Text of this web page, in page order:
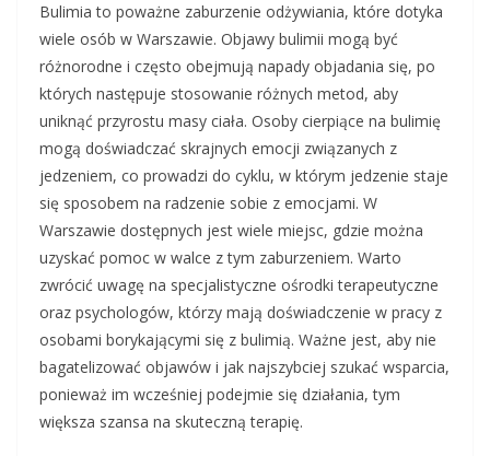
Bulimia to poważne zaburzenie odżywiania, które dotyka
wiele osób w Warszawie. Objawy bulimii mogą być
różnorodne i często obejmują napady objadania się, po
których następuje stosowanie różnych metod, aby
uniknąć przyrostu masy ciała. Osoby cierpiące na bulimię
mogą doświadczać skrajnych emocji związanych z
jedzeniem, co prowadzi do cyklu, w którym jedzenie staje
się sposobem na radzenie sobie z emocjami. W
Warszawie dostępnych jest wiele miejsc, gdzie można
uzyskać pomoc w walce z tym zaburzeniem. Warto
zwrócić uwagę na specjalistyczne ośrodki terapeutyczne
oraz psychologów, którzy mają doświadczenie w pracy z
osobami borykającymi się z bulimią. Ważne jest, aby nie
bagatelizować objawów i jak najszybciej szukać wsparcia,
ponieważ im wcześniej podejmie się działania, tym
większa szansa na skuteczną terapię.